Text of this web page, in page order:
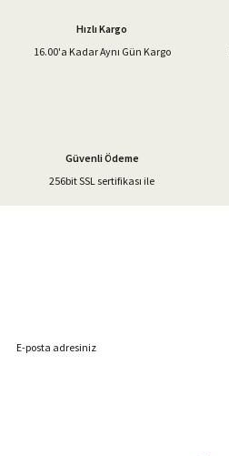
Ürün bilgilerinde hatalar bulunuyor.
Gönder
Hızlı Kargo
16.00'a Kadar Aynı Gün Kargo
Güvenli Ödeme
256bit SSL sertifikası ile